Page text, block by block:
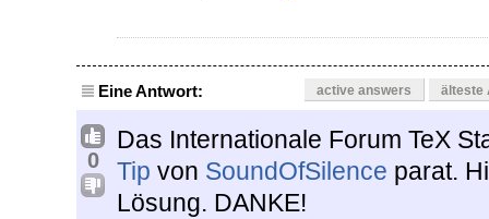
Eine Antwort: active answers älteste
0
Das Internationale Forum TeX
Tip von SoundOfSilence parat.
Lösung. DANKE!